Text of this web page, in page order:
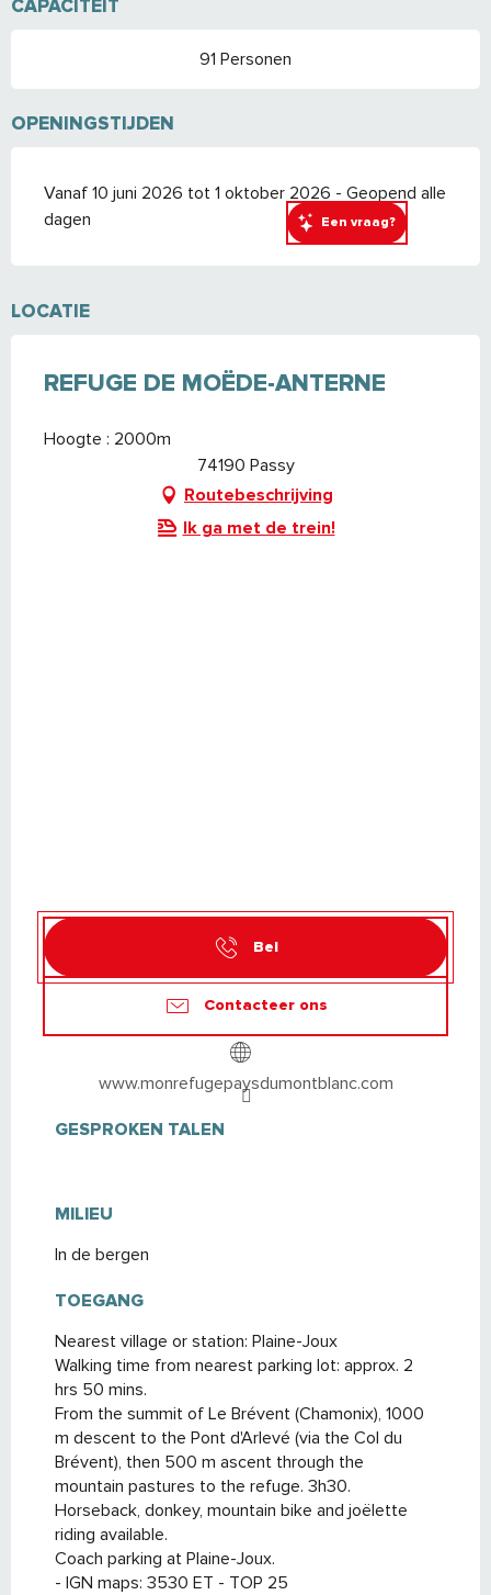
Een vraag?
CAPACITEIT
91 Personen
OPENINGSTIJDEN
Vanaf 10 juni 2026 tot 1 oktober 2026 - Geopend alle
dagen
LOCATIE
REFUGE DE MOËDE-ANTERNE
Hoogte : 2000m
74190 Passy
Routebeschrijving
Ik ga met de trein!
Bel
Contacteer ons
www.monrefugepaysdumontblanc.com
GESPROKEN TALEN
GESPROKEN TALEN
MILIEU
MILIEU
In de bergen
TOEGANG
TOEGANG
Nearest village or station: Plaine-Joux
Walking time from nearest parking lot: approx. 2
hrs 50 mins.
From the summit of Le Brévent (Chamonix), 1000
m descent to the Pont d'Arlevé (via the Col du
Brévent), then 500 m ascent through the
mountain pastures to the refuge. 3h30.
Horseback, donkey, mountain bike and joëlette
riding available.
Coach parking at Plaine-Joux.
- IGN maps: 3530 ET - TOP 25